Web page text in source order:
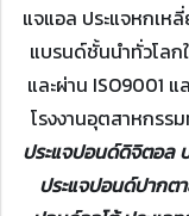
แจแอล ประแจหกเห
แบรนด์ชั้นนำทั่วโล
และผ่าน ISO9001
โรงงานอุตสาหกรร
ประแจปอนด์ดิจิตอล
ประแจปอนด์ปากต